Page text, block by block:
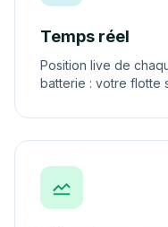
Temps réel
Position live de
batterie : votre flotte